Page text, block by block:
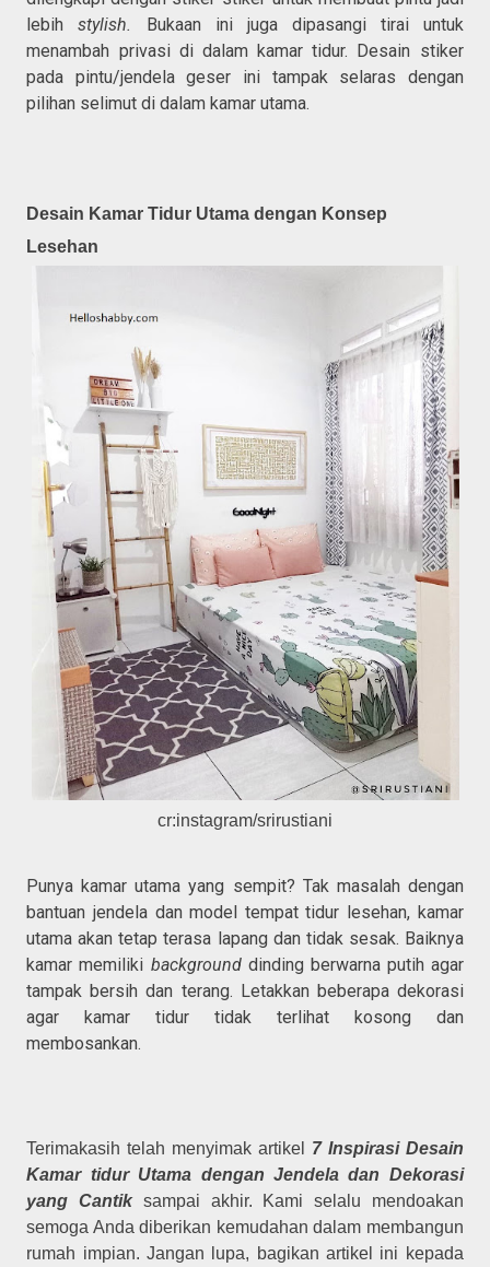
lebihstylish.
Bukaan ini juga dipasangi tirai untuk
menambah privasi di dalam kamar tidur. Desain stiker
pada pintu/jendela geser ini tampak selaras dengan
pilihan selimut di dalam kamar utama.
Desain Kamar Tidur Utama dengan Konsep
Lesehan
cr:instagram/srirustiani
Punya kamar utama yang sempit? Tak masalah dengan
bantuan jendela dan model tempat tidur lesehan, kamar
utama akan tetap terasa lapang dan tidak sesak. Baiknya
kamar memiliki backgrounddinding berwarna putih agar
tampak bersih dan terang. Letakkan beberapa dekorasi
agar kamar tidur tidak terlihat kosong dan
membosankan.
Terimakasih telah menyimak artikel 7 Inspirasi Desain
Kamar tidur Utama dengan Jendela dan Dekorasi
yang Cantiksampai akhir. Kami selalu mendoakan
semoga Anda diberikan kemudahan dalam membangun
rumah impian. Jangan lupa, bagikan artikel ini kepada